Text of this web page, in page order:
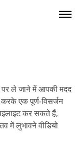
ले जाने में आपकी मदद
एक पूर्ण-विसर्जन
कर सकते हैं,
में लुभावने वीडियो